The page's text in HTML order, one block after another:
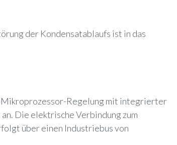
der Kondensatablaufs ist in das
Mikroprozessor-Regelung mit integrierter
Die elektrische Verbindung zum
über einen Industriebus von